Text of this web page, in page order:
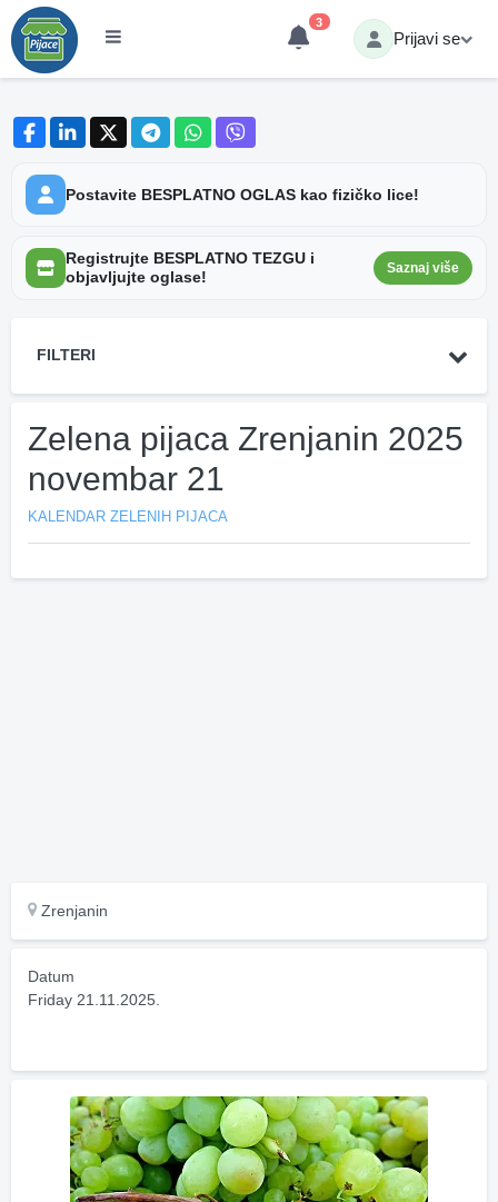
3
Prijavi se
Postavite BESPLATNO OGLAS kao fizičko lice!
Registrujte BESPLATNO TEZGU i
objavljujte oglase!
Saznaj više
FILTERI
Zelena pijaca Zrenjanin 2025
novembar 21
KALENDAR ZELENIH PIJACA
Zrenjanin
Datum
Friday 21.11.2025.